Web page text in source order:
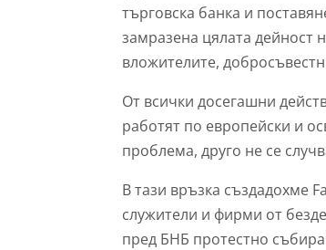
търговска банка и
замразена цялата дейност
вложителите,
От всички досегашни
работят по европейски и
проблема, друго не се
В тази връзка създадохме
служители и фирми от
пред БНБ протестно